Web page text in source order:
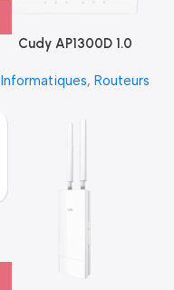
Cudy AP1300D 1.0
Informatiques, Routeurs